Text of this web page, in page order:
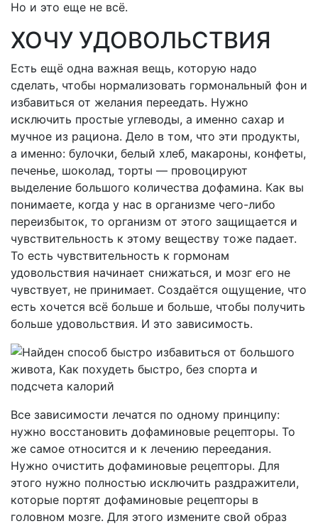
Но и это еще не всё.
ХОЧУ УДОВОЛЬСТВИЯ
Есть ещё одна важная вещь, которую надо
сделать, чтобы нормализовать гормональный фон и
избавиться от желания переедать. Нужно
исключить простые углеводы, а именно сахар и
мучное из рациона. Дело в том, что эти продукты,
а именно: булочки, белый хлеб, макароны, конфеты,
печенье, шоколад, торты — провоцируют
выделение большого количества дофамина. Как вы
понимаете, когда у нас в организме чего-либо
переизбыток, то организм от этого защищается и
чувствительность к этому веществу тоже падает.
То есть чувствительность к гормонам
удовольствия начинает снижаться, и мозг его не
чувствует, не принимает. Создаётся ощущение, что
есть хочется всё больше и больше, чтобы получить
больше удовольствия. И это зависимость.
Все зависимости лечатся по одному принципу:
нужно восстановить дофаминовые рецепторы. То
же самое относится и к лечению переедания.
Нужно очистить дофаминовые рецепторы. Для
этого нужно полностью исключить раздражители,
которые портят дофаминовые рецепторы в
головном мозге. Для этого измените свой образ